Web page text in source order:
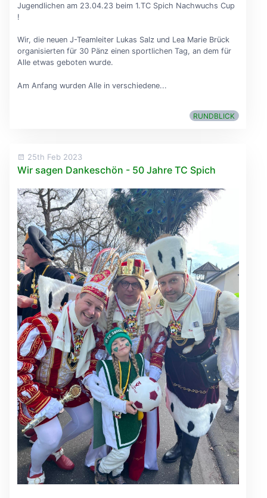
Jugendlichen am 23.04.23 beim 1.TC Spich Nachwuchs Cup
!
Wir, die neuen J-Teamleiter Lukas Salz und Lea Marie Brück
organisierten für 30 Pänz einen sportlichen Tag, an dem für
Alle etwas geboten wurde.
Am Anfang wurden Alle in verschiedene...
RUNDBLICK
25th Feb 2023
Wir sagen Dankeschön - 50 Jahre TC Spich